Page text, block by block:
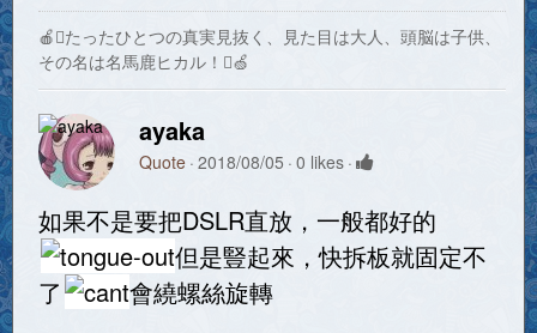
🍎たったひとつの真実見抜く、見た目は大人、頭脳は子供、
その名は名馬鹿ヒカル！🍏
ayaka
Quote 2018/08/05 0 likes
如果不是要把DSLR直放，一般都好的
但是豎起來，快拆板就固定不
了
會繞螺絲旋轉